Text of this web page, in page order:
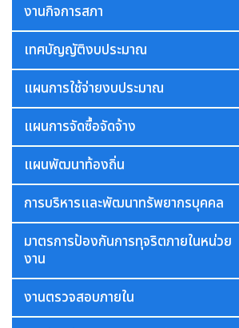
งานกิจการสภา
เทศบัญญัติงบประมาณ
แผนการใช้จ่ายงบประมาณ
แผนการจัดซื้อจัดจ้าง
แผนพัฒนาท้องถิ่น
การบริหารและพัฒนาทรัพยากรบุคคล
มาตรการป้องกันการทุจริตภายในหน่วย
งาน
งานตรวจสอบภายใน